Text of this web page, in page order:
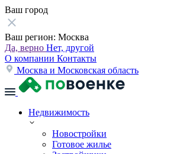
Ваш город
Ваш регион: Москва
Да, верно Нет, другой
О компании Контакты
Москва и Московская область
Недвижимость
Новостройки
Готовое жилье